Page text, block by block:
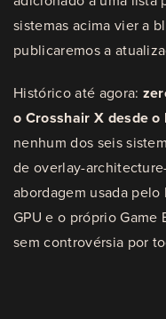
sistemas acima vier a
publicaremos a
Histórico até agora:
o Crosshair X desde
nenhum dos seis
de overlay-
abordagem usada pelo
GPU e o próprio
sem controvérsia por